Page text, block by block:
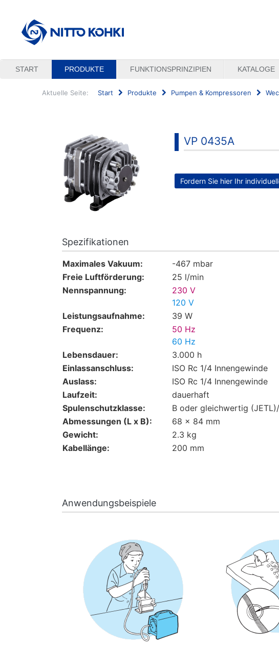
START PRODUKTE FUNKTIONSPRINZIPIEN KATALOGE
Aktuelle Seite: Start Produkte Pumpen & Kompressoren
VP 0435A
Fordern Sie hier Ihr
Spezifikationen
Maximales Vakuum:
-467 mbar
Freie Luftförderung:
25 l/min
Nennspannung:
230 V
120 V
Leistungsaufnahme:
39 W
Frequenz:
50 Hz
60 Hz
Lebensdauer:
3.000 h
Einlassanschluss:
ISO Rc 1/4 Innengewinde
Auslass:
ISO Rc 1/4 Innengewinde
Laufzeit:
dauerhaft
Spulenschutzklasse:
B oder gleichwertig
Abmessungen (L x B):
68 x 84 mm
Gewicht:
2.3 kg
Kabellänge:
200 mm
Anwendungsbeispiele